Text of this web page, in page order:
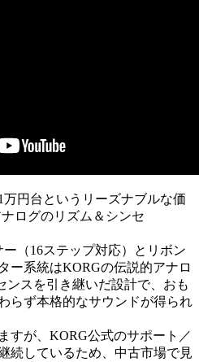
円台というリーズナブルな価
ログのリズム＆シンセ
（16ステップ対応）とリボン
ー系統はKORGの伝説的アナロ
ンスを引き継いだ設計で、おも
らず本格的なサウンドが得られ
すが、KORG公式のサポート／
続しているため、中古市場で見